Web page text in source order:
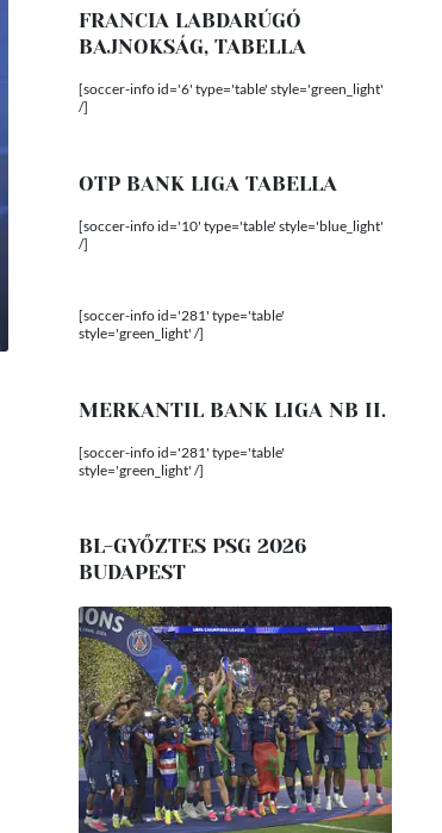
FRANCIA LABDARÚGÓ
BAJNOKSÁG, TABELLA
[soccer-info id='6' type='table' style='green_light'
/]
OTP BANK LIGA TABELLA
[soccer-info id='10' type='table' style='blue_light'
/]
[soccer-info id='281' type='table'
style='green_light' /]
MERKANTIL BANK LIGA NB II.
[soccer-info id='281' type='table'
style='green_light' /]
BL-GYŐZTES PSG 2026
BUDAPEST